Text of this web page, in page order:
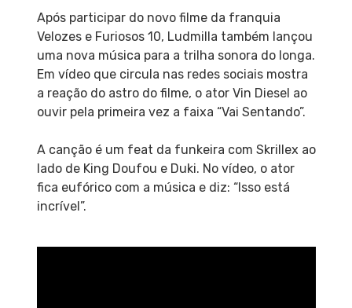
Após participar do novo filme da franquia
Velozes e Furiosos 10, Ludmilla também lançou
uma nova música para a trilha sonora do longa.
Em vídeo que circula nas redes sociais mostra
a reação do astro do filme, o ator Vin Diesel ao
ouvir pela primeira vez a faixa “Vai Sentando”.
A canção é um feat da funkeira com Skrillex ao
lado de King Doufou e Duki. No vídeo, o ator
fica eufórico com a música e diz: “Isso está
incrível”.